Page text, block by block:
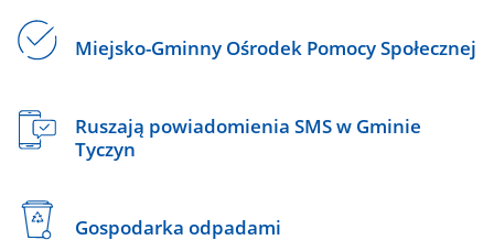
Miejsko-Gminny Ośrodek Pomocy Społecznej
Ruszają powiadomienia SMS w Gminie
Tyczyn
Gospodarka odpadami